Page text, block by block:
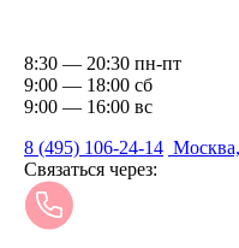
8:30 — 20:30 пн-пт
9:00 — 18:00 сб
9:00 — 16:00 вс
8 (495) 106-24-14
Связаться через: